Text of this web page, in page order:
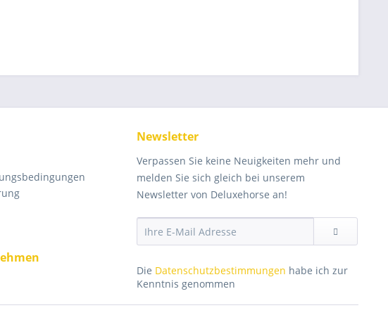
Newsletter
Verpassen Sie keine Neuigkeiten mehr und
melden Sie sich gleich bei unserem
Newsletter von Deluxehorse an!
Die Datenschutzbestimmungen habe ich zur
Kenntnis genommen